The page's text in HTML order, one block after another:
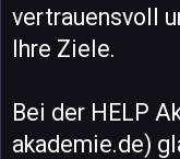
vertrauensvoll
Ihre Ziele.
Bei der HELP
akademie.de)